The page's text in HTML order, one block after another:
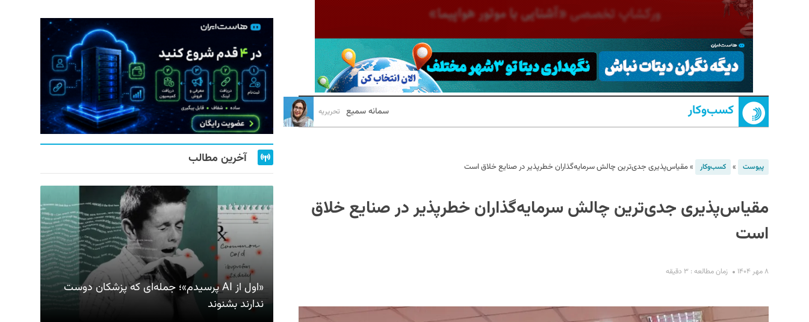
کسب‌و‌کار سمانه سمیع تحریریه
پیوست » کسب‌و‌کار »مقیاس‌پذیری جدی‌ترین چالش سرمایه‌گذاران خطرپذیر در صنایع خلاق است
مقیاس‌پذیری جدی‌ترین چالش سرمایه‌گذاران خطرپذیر در صنایع خلاق
است
۸ مهر ۱۴۰۴ زمان مطالعه : ۳ دقیقه
آخرین مطالب
«اول از AI پرسیدم»؛ جمله‌ای که پزشکان دوست
ندارند بشنوند